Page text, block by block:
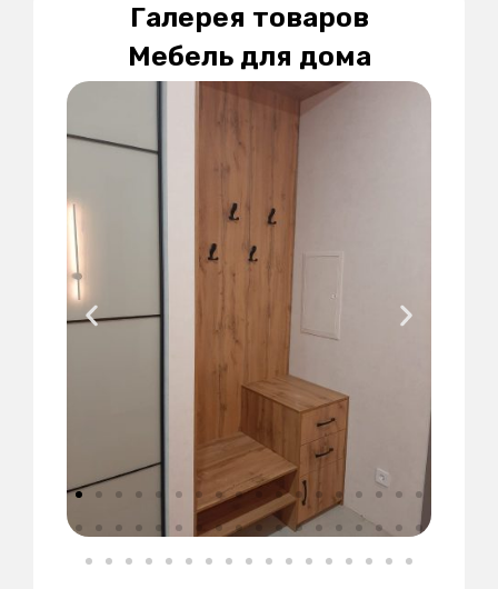
Галерея товаров
Мебель для дома